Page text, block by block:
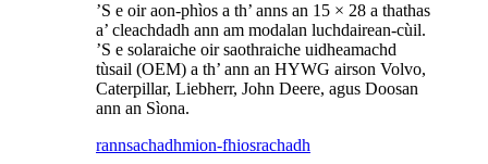
’S e oir aon-phìos a th’ anns an 15 × 28 a thathas
a’ cleachdadh ann am modalan luchdairean-cùil.
’S e solaraiche oir saothraiche uidheamachd
tùsail (OEM) a th’ ann an HYWG airson Volvo,
Caterpillar, Liebherr, John Deere, agus Doosan
ann an Sìona.
rannsachadhmion-fhiosrachadh